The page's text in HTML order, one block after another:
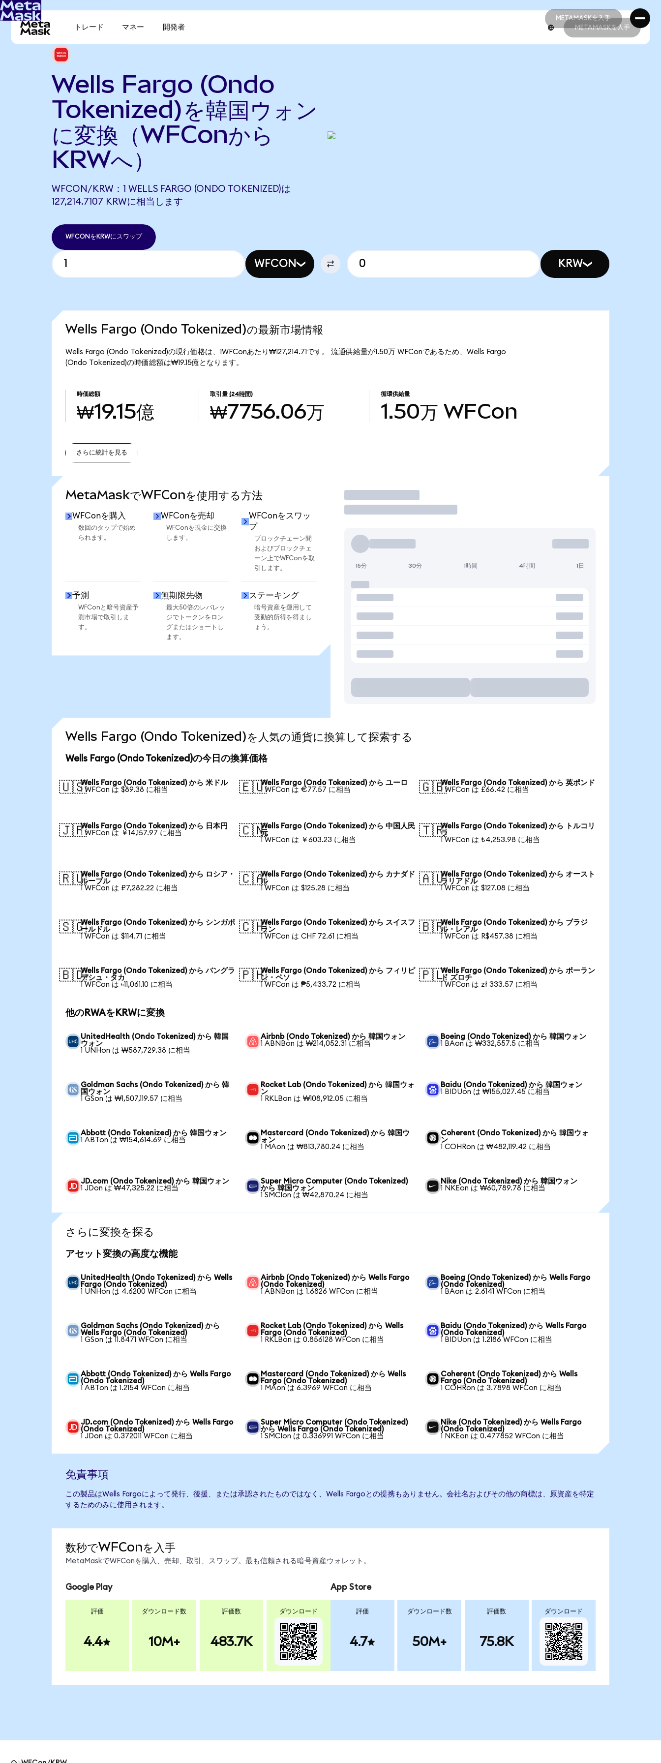
METAMASKを入手
METAMASKを入手
トレード マネー 開発者 METAMASKを入手
Wells Fargo (Ondo
Tokenized)を韓国ウォン
に変換（WFConから
KRWへ）
WFCON/KRW：1 WELLS FARGO (ONDO TOKENIZED)は
127,214.7107 KRWに相当します
WFCONをKRWにスワップ
WFCON KRW
Wells Fargo (Ondo Tokenized)の最新市場情報
Wells Fargo (Ondo Tokenized)の現行価格は、1WFConあたり₩127,214.71です。 流通供給量が1.50万 WFConであるため、Wells Fargo
(Ondo Tokenized)の時価総額は₩19.15億となります。
時価総額
₩19.15億
取引量 (24時間)
₩7756.06万
循環供給量
1.50万 WFCon
さらに統計を見る
MetaMaskでWFConを使用する方法
WFConを購入
数回のタップで始め
られます。
WFConを売却
WFConを現金に交換
します。
WFConをスワッ
プ
ブロックチェーン間
およびブロックチェ
ーン上でWFConを取
引します。
予測
WFConと暗号資産予
測市場で取引しま
す。
無期限先物
最大50倍のレバレッ
ジでトークンをロン
グまたはショートし
ます。
ステーキング
暗号資産を運用して
受動的所得を得まし
ょう。
取引
15分 30分 1時間 4時間 1日
Wells Fargo (Ondo Tokenized)を人気の通貨に換算して探索する
Wells Fargo (Ondo Tokenized)の今日の換算価格
🇺🇸Wells Fargo (Ondo Tokenized) から 米ドル
1 WFCon は $89.38 に相当
🇪🇺Wells Fargo (Ondo Tokenized) から ユーロ
1 WFCon は €77.57 に相当
🇬🇧Wells Fargo (Ondo Tokenized) から 英ポンド
1 WFCon は £66.42 に相当
🇯🇵Wells Fargo (Ondo Tokenized) から 日本円
1 WFCon は ￥14,157.97 に相当
🇨🇳Wells Fargo (Ondo Tokenized) から 中国人民
元
1 WFCon は ￥603.23 に相当
🇹🇷Wells Fargo (Ondo Tokenized) から トルコリ
ラ
1 WFCon は ₺4,253.98 に相当
🇷🇺Wells Fargo (Ondo Tokenized) から ロシア・
ルーブル
1 WFCon は ₽7,282.22 に相当
🇨🇦Wells Fargo (Ondo Tokenized) から カナダド
ル
1 WFCon は $125.28 に相当
🇦🇺Wells Fargo (Ondo Tokenized) から オースト
ラリアドル
1 WFCon は $127.08 に相当
🇸🇬Wells Fargo (Ondo Tokenized) から シンガポ
ールドル
1 WFCon は $114.71 に相当
🇨🇭Wells Fargo (Ondo Tokenized) から スイスフ
ラン
1 WFCon は CHF 72.61 に相当
🇧🇷Wells Fargo (Ondo Tokenized) から ブラジ
ル・レアル
1 WFCon は R$457.38 に相当
🇧🇩Wells Fargo (Ondo Tokenized) から バングラ
デシュ・タカ
1 WFCon は ৳11,061.10 に相当
🇵🇭Wells Fargo (Ondo Tokenized) から フィリピ
ン・ペソ
1 WFCon は ₱5,433.72 に相当
🇵🇱Wells Fargo (Ondo Tokenized) から ポーラン
ド ズロチ
1 WFCon は zł 333.57 に相当
他のRWAをKRWに変換
UnitedHealth (Ondo Tokenized) から 韓国
ウォン
1 UNHon は ₩587,729.38 に相当
Airbnb (Ondo Tokenized) から 韓国ウォン
1 ABNBon は ₩214,052.31 に相当
Boeing (Ondo Tokenized) から 韓国ウォン
1 BAon は ₩332,557.5 に相当
Goldman Sachs (Ondo Tokenized) から 韓
国ウォン
1 GSon は ₩1,507,119.57 に相当
Rocket Lab (Ondo Tokenized) から 韓国ウォ
ン
1 RKLBon は ₩108,912.05 に相当
Baidu (Ondo Tokenized) から 韓国ウォン
1 BIDUon は ₩155,027.45 に相当
Abbott (Ondo Tokenized) から 韓国ウォン
1 ABTon は ₩154,614.69 に相当
Mastercard (Ondo Tokenized) から 韓国ウ
ォン
1 MAon は ₩813,780.24 に相当
Coherent (Ondo Tokenized) から 韓国ウォ
ン
1 COHRon は ₩482,119.42 に相当
JD.com (Ondo Tokenized) から 韓国ウォン
1 JDon は ₩47,325.22 に相当
Super Micro Computer (Ondo Tokenized)
から 韓国ウォン
1 SMCIon は ₩42,870.24 に相当
Nike (Ondo Tokenized) から 韓国ウォン
1 NKEon は ₩60,789.78 に相当
さらに変換を探る
アセット変換の高度な機能
UnitedHealth (Ondo Tokenized) から Wells
Fargo (Ondo Tokenized)
1 UNHon は 4.6200 WFCon に相当
Airbnb (Ondo Tokenized) から Wells Fargo
(Ondo Tokenized)
1 ABNBon は 1.6826 WFCon に相当
Boeing (Ondo Tokenized) から Wells Fargo
(Ondo Tokenized)
1 BAon は 2.6141 WFCon に相当
Goldman Sachs (Ondo Tokenized) から
Wells Fargo (Ondo Tokenized)
1 GSon は 11.8471 WFCon に相当
Rocket Lab (Ondo Tokenized) から Wells
Fargo (Ondo Tokenized)
1 RKLBon は 0.856128 WFCon に相当
Baidu (Ondo Tokenized) から Wells Fargo
(Ondo Tokenized)
1 BIDUon は 1.2186 WFCon に相当
Abbott (Ondo Tokenized) から Wells Fargo
(Ondo Tokenized)
1 ABTon は 1.2154 WFCon に相当
Mastercard (Ondo Tokenized) から Wells
Fargo (Ondo Tokenized)
1 MAon は 6.3969 WFCon に相当
Coherent (Ondo Tokenized) から Wells
Fargo (Ondo Tokenized)
1 COHRon は 3.7898 WFCon に相当
JD.com (Ondo Tokenized) から Wells Fargo
(Ondo Tokenized)
1 JDon は 0.372011 WFCon に相当
Super Micro Computer (Ondo Tokenized)
から Wells Fargo (Ondo Tokenized)
1 SMCIon は 0.336991 WFCon に相当
Nike (Ondo Tokenized) から Wells Fargo
(Ondo Tokenized)
1 NKEon は 0.477852 WFCon に相当
免責事項
この製品はWells Fargoによって発行、後援、または承認されたものではなく、Wells Fargoとの提携もありません。会社名およびその他の商標は、原資産を特定
するためのみに使用されます。
数秒でWFConを入手
MetaMaskでWFConを購入、売却、取引、スワップ。最も信頼される暗号資産ウォレット。
Google Play
評価
4.4
ダウンロード数
10M+
評価数
483.7K
ダウンロード
App Store
評価
4.7
ダウンロード数
50M+
評価数
75.8K
ダウンロード